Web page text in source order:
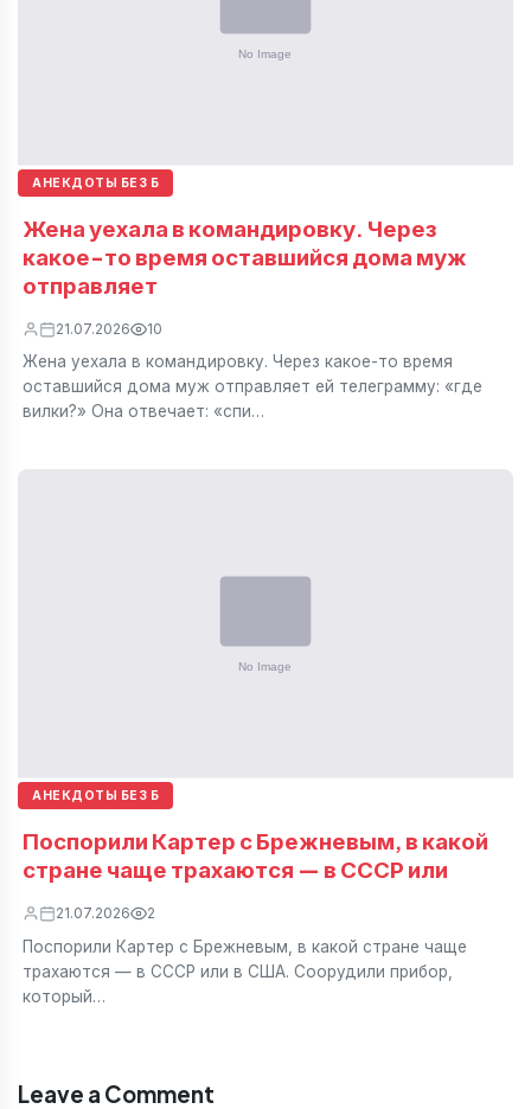
АНЕКДОТЫ БЕЗ Б
Жена уехала в командировку. Через
какое-то время оставшийся дома муж
отправляет
21.07.2026 10
Жена уехала в командировку. Через какое-то время
оставшийся дома муж отправляет ей телеграмму: «где
вилки?» Она отвечает: «спи…
АНЕКДОТЫ БЕЗ Б
Поспорили Картер с Брежневым, в какой
стране чаще трахаются — в СССР или
21.07.2026 2
Поспорили Картер с Брежневым, в какой стране чаще
трахаются — в СССР или в США. Соорудили прибор,
который…
Leave a Comment